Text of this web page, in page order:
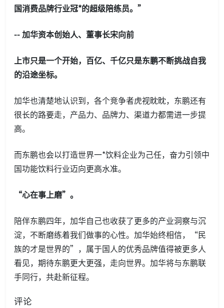
国消费品牌行业冠*的超级陪练员。”
-- 加华资本创始人、董事长宋向前
上市只是一个开始，百亿、千亿只是东鹏不断挑战自我
的沿途坐标。
加华也清楚地认识到，各个竞争者虎视眈眈，东鹏还有
很长的路要走，产品力、品牌力、渠道力都需进一步提
高。
而东鹏也会以打造世界一*饮料企业为己任，奋力引领中
国功能饮料行业迈向更高水准。
“心在事上磨”。
陪伴东鹏四年，加华自己也收获了更多的产业洞察与沉
淀，不断磨练着我们做事的心性。加华始终相信，“民
族的才是世界的”，属于国人的优秀品牌值得被更多人
看见，期待东鹏更大更强，走向世界。加华将与东鹏联
手同行，共赴新征程。
评论